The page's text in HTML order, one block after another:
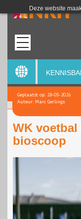
Deze website
Geplaatst op: 28-05-2026
Auteur: Marc Gerlings
WK voetbal
bioscoop